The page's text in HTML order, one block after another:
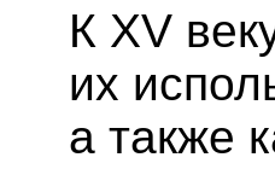
К XV
их
а также